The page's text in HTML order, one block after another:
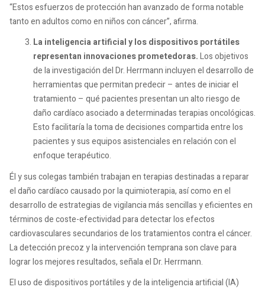
“Estos esfuerzos de protección han avanzado de forma notable
tanto en adultos como en niños con cáncer”, afirma.
La inteligencia artificial y los dispositivos portátiles
representan innovaciones prometedoras.Los objetivos
de la investigación del Dr. Herrmann incluyen el desarrollo de
herramientas que permitan predecir – antes de iniciar el
tratamiento – qué pacientes presentan un alto riesgo de
daño cardíaco asociado a determinadas terapias oncológicas.
Esto facilitaría la toma de decisiones compartida entre los
pacientes y sus equipos asistenciales en relación con el
enfoque terapéutico.
Él y sus colegas también trabajan en terapias destinadas a reparar
el daño cardíaco causado por la quimioterapia, así como en el
desarrollo de estrategias de vigilancia más sencillas y eficientes en
términos de coste-efectividad para detectar los efectos
cardiovasculares secundarios de los tratamientos contra el cáncer.
La detección precoz y la intervención temprana son clave para
lograr los mejores resultados, señala el Dr. Herrmann.
El uso de dispositivos portátiles y de la inteligencia artificial (IA)